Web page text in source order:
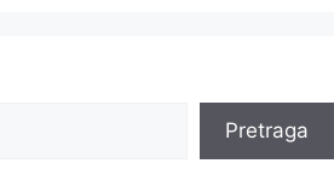
Pretraga